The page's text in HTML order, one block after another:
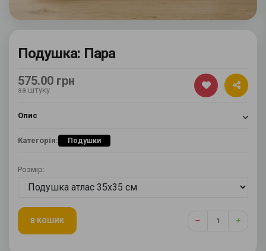
Подушка: Пара
575.00 грн
за штуку
Опис
Категорія: Подушки
Розмір:
В КОШИК